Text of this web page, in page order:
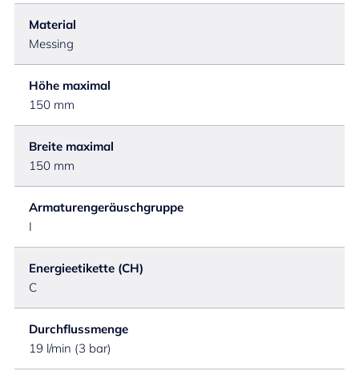
Material
Messing
Höhe maximal
150 mm
Breite maximal
150 mm
Armaturengeräuschgruppe
I
Energieetikette (CH)
C
Durchflussmenge
19 l/min (3 bar)